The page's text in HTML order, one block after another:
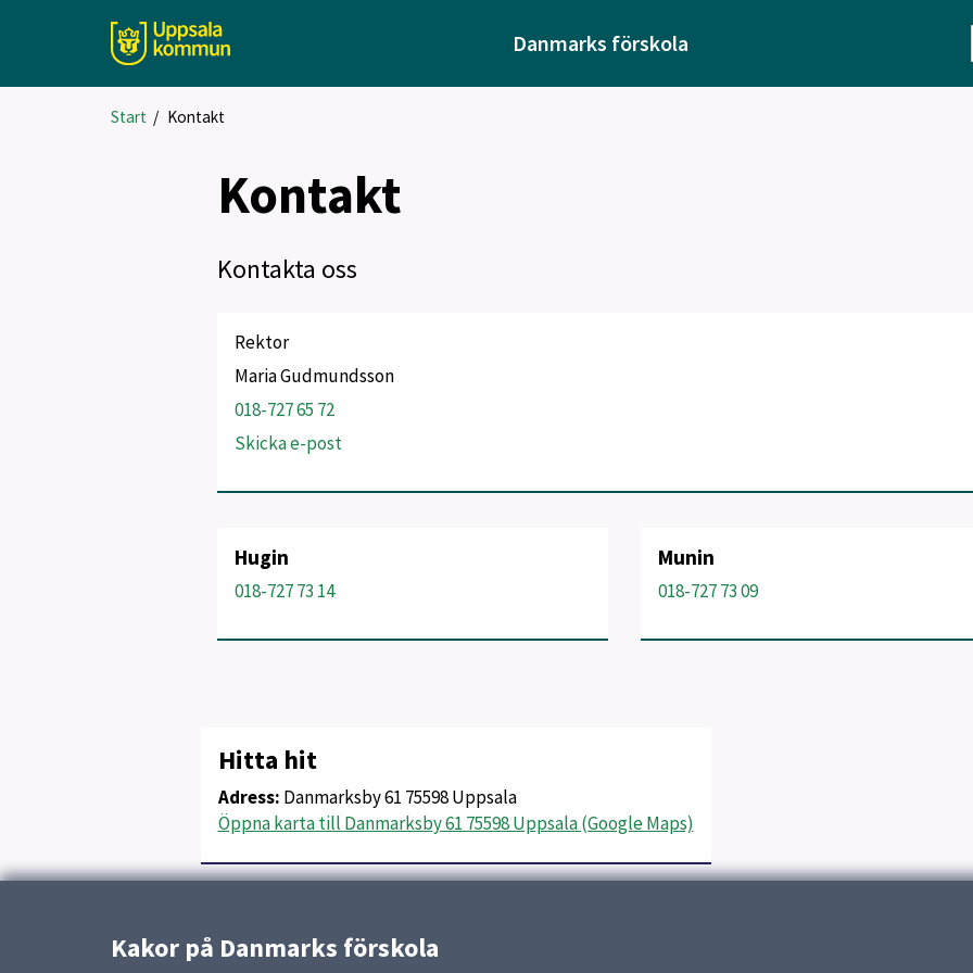
Danmarks förskola
Start / Kontakt
Kontakt
Kontakta oss
Rektor
Maria Gudmundsson
018-727 65 72
Skicka e-post
Hugin
018-727 73 14
Munin
018-727 73 09
Hitta hit
Adress: Danmarksby 61 75598 Uppsala
Öppna karta till Danmarksby 61 75598 Uppsala (Google Maps)
Kakor på Danmarks förskola